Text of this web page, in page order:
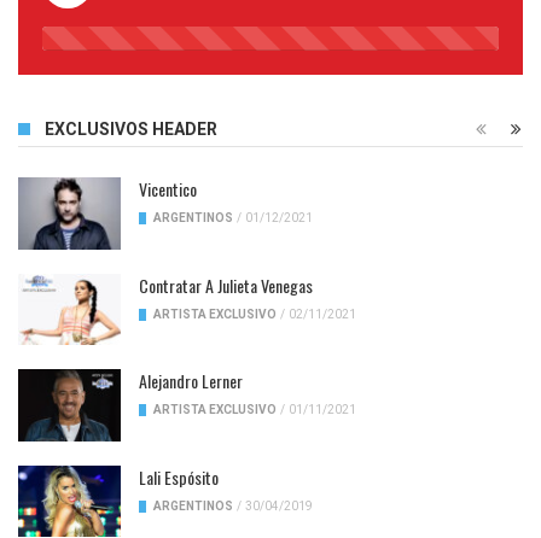
45%
EXCLUSIVOS HEADER
Vicentico
ARGENTINOS / 01/12/2021
Contratar A Julieta Venegas
ARTISTA EXCLUSIVO / 02/11/2021
Alejandro Lerner
ARTISTA EXCLUSIVO / 01/11/2021
Lali Espósito
ARGENTINOS / 30/04/2019